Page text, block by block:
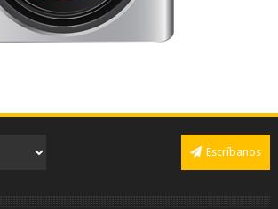
Escríbanos